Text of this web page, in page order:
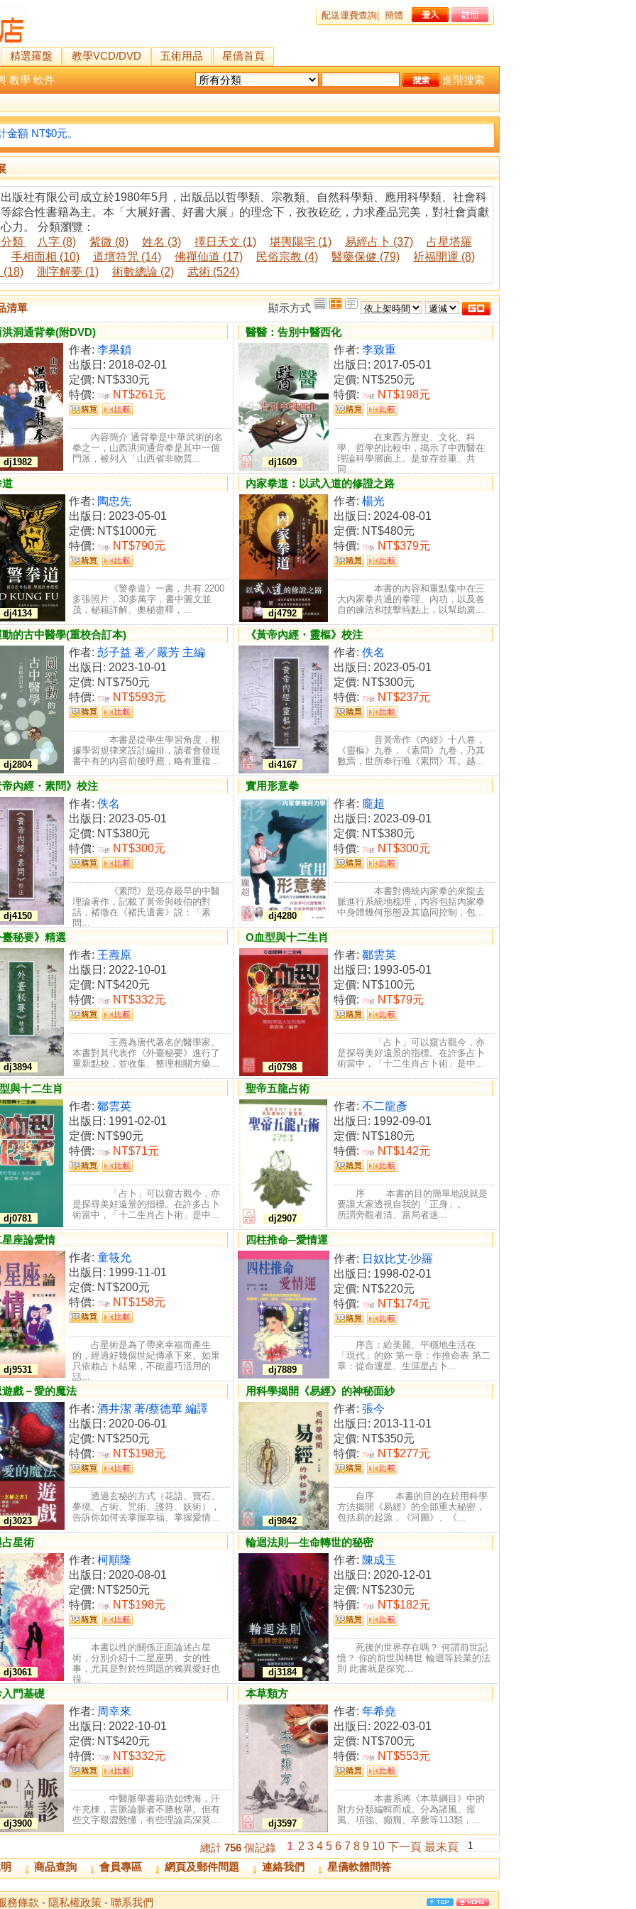
配送運費查詢 簡體
精選羅盤 教學VCD/DVD 五術用品
星僑首頁
教學 軟件 進階搜索
額 NT$0元。
版社有限公司成立於1980年5月，出版品以哲學類、宗教類、自然科學類、應用科學類、社會科
綜合性書籍為主。本「大展好書、好書大展」的理念下，孜孜矻矻，力求產品完美，對社會貢獻
力。 分類瀏覽：
類
八字 (8) 紫微 (8) 姓名 (3) 擇日天文 (1) 堪輿陽宅 (1) 易經占卜 (37)
占星塔羅
手相面相 (10)
道壇符咒 (14) 佛禪仙道 (17) 民俗宗教 (4) 醫藥保健 (79)
祈福開運 (8)
(18)
測字解夢 (1) 術數總論 (2) 武術 (524)
清單
顯示方式
洞通背拳(附DVD)
dj1982
作者: 李果鎖
出版日: 2018-02-01
定價: NT$330元
特價: 79折 NT$261元
內容簡介 通背拳是中華武術的名
拳之一，山西洪洞通背拳是其中一個
門派，被列入「山西省非物質...
醫醫：告別中醫西化
dj1609
作者: 李致重
出版日: 2017-05-01
定價: NT$250元
特價: 79折 NT$198元
在東西方歷史、文化、科
學、哲學的比較中，揭示了中西醫在
理論科學層面上。是並存並重、共
同...
道
dj4134
作者: 陶忠先
出版日: 2023-05-01
定價: NT$1000元
特價: 79折 NT$790元
《警拳道》一書，共有 2200
多張照片，30多萬字，書中圖文並
茂，秘籍詳解、奧秘盡釋，...
內家拳道：以武入道的修證之路
dj4792
作者: 楊光
出版日: 2024-08-01
定價: NT$480元
特價: 79折 NT$379元
本書的內容和重點集中在三
大內家拳共通的拳理、內功，以及各
自的練法和技擊特點上，以幫助廣...
的古中醫學(重校合訂本)
dj2804
作者: 彭子益 著／嚴芳 主編
出版日: 2023-10-01
定價: NT$750元
特價: 79折 NT$593元
本書是從學生學習角度，根
據學習規律來設計編排，讀者會發現
書中有的內容前後呼應，略有重複...
《黃帝內經・靈樞》校注
di4167
作者: 佚名
出版日: 2023-05-01
定價: NT$300元
特價: 79折 NT$237元
昔黃帝作《內經》十八卷，
《靈樞》九卷，《素問》九卷，乃其
數焉，世所奉行唯《素問》耳。越...
內經・素問》校注
dj4150
作者: 佚名
出版日: 2023-05-01
定價: NT$380元
特價: 79折 NT$300元
《素問》是現存最早的中醫
理論著作，記載了黃帝與岐伯的對
話，褚徵在《褚氏遺書》説：「素
問...
實用形意拳
dj4280
作者: 龐超
出版日: 2023-09-01
定價: NT$380元
特價: 79折 NT$300元
本書對傳統內家拳的來龍去
脈進行系統地梳理，內容包括內家拳
中身體幾何形態及其協同控制，包...
秘要》精選
dj3894
作者: 王燾原
出版日: 2022-10-01
定價: NT$420元
特價: 79折 NT$332元
王燾為唐代著名的醫學家。
本書對其代表作《外臺秘要》進行了
重新點校，並收集、整理相關方藥...
O血型與十二生肖
dj0798
作者: 鄒雲英
出版日: 1993-05-01
定價: NT$100元
特價: 79折 NT$79元
「占卜」可以窺古觀今，亦
是探尋美好遠景的指標。在許多占卜
術當中，「十二生肖占卜術」是中...
與十二生肖
dj0781
作者: 鄒雲英
出版日: 1991-02-01
定價: NT$90元
特價: 79折 NT$71元
「占卜」可以窺古觀今，亦
是探尋美好遠景的指標。在許多占卜
術當中，「十二生肖占卜術」是中...
聖帝五龍占術
dj2907
作者: 不二龍彥
出版日: 1992-09-01
定價: NT$180元
特價: 79折 NT$142元
序 本書的目的簡單地說就是
要讓大家透視自我的「正身」。
所謂旁觀者清、當局者迷...
座論愛情
dj9531
作者: 童筱允
出版日: 1999-11-01
定價: NT$200元
特價: 79折 NT$158元
占星術是為了帶來幸福而產生
的，經過好幾個世紀傳承下來。如果
只依賴占卜結果，不能靈巧活用的
話...
四柱推命─愛情運
dj7889
作者: 日奴比艾‧沙羅
出版日: 1998-02-01
定價: NT$220元
特價: 79折 NT$174元
序言：給美麗、平穩地生活在
「現代」的妳 第一章：作推命表 第二
章：從命運星、生涯星占卜...
戲－愛的魔法
dj3023
作者: 酒井潔 著/蔡德華 編譯
出版日: 2020-06-01
定價: NT$250元
特價: 79折 NT$198元
透過玄秘的方式（花語、寶石、
夢境、占術、咒術、護符、妖術），
告訴你如何去掌握幸福、掌握愛情...
用科學揭開《易經》的神秘面紗
dj9842
作者: 張今
出版日: 2013-11-01
定價: NT$350元
特價: 79折 NT$277元
自序 本書的目的在於用科學
方法揭開《易經》的全部重大秘密，
包括易的起源，《河圖》、《...
星術
dj3061
作者: 柯順隆
出版日: 2020-08-01
定價: NT$250元
特價: 79折 NT$198元
本書以性的關係正面論述占星
術，分別介紹十二星座男、女的性
事，尤其是對於性問題的獨異愛好也
很...
輪迴法則—生命轉世的秘密
dj3184
作者: 陳成玉
出版日: 2020-12-01
定價: NT$230元
特價: 79折 NT$182元
死後的世界存在嗎？ 何謂前世記
憶？ 你的前世與轉世 輪迴等於業的法
則 此書就是探究...
門基礎
dj3900
作者: 周幸來
出版日: 2022-10-01
定價: NT$420元
特價: 79折 NT$332元
中醫脈學書籍浩如煙海，汗
牛充棟，言脈論脈者不勝枚舉。但有
些文字艱澀難懂，有些理論高深莫...
本草類方
dj3597
作者: 年希堯
出版日: 2022-03-01
定價: NT$700元
特價: 79折 NT$553元
本書系將《本草綱目》中的
附方分類編輯而成。分為諸風、痙
風、項強、癲癇、卒厥等113類，...
總計 756 個記錄 1 2 3 4 5 6 7 8 9 10 下一頁 最末頁
商品查詢 會員專區 網頁及郵件問題 連絡我們 星僑軟體問答
務條款 - 隱私權政策 - 聯系我們